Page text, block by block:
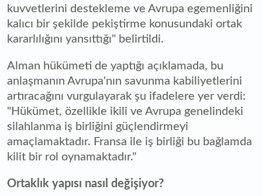
kuvvetlerini destekleme ve Avrupa egemenliğini
kalıcı bir şekilde pekiştirme konusundaki ortak
kararlılığını yansıttığı" belirtildi.
Alman hükümeti de yaptığı açıklamada, bu
anlaşmanın Avrupa'nın savunma kabiliyetlerini
artıracağını vurgulayarak şu ifadelere yer verdi:
"Hükümet, özellikle ikili ve Avrupa genelindeki
silahlanma iş birliğini güçlendirmeyi
amaçlamaktadır. Fransa ile iş birliği bu bağlamda
kilit bir rol oynamaktadır."
Ortaklık yapısı nasıl değişiyor?